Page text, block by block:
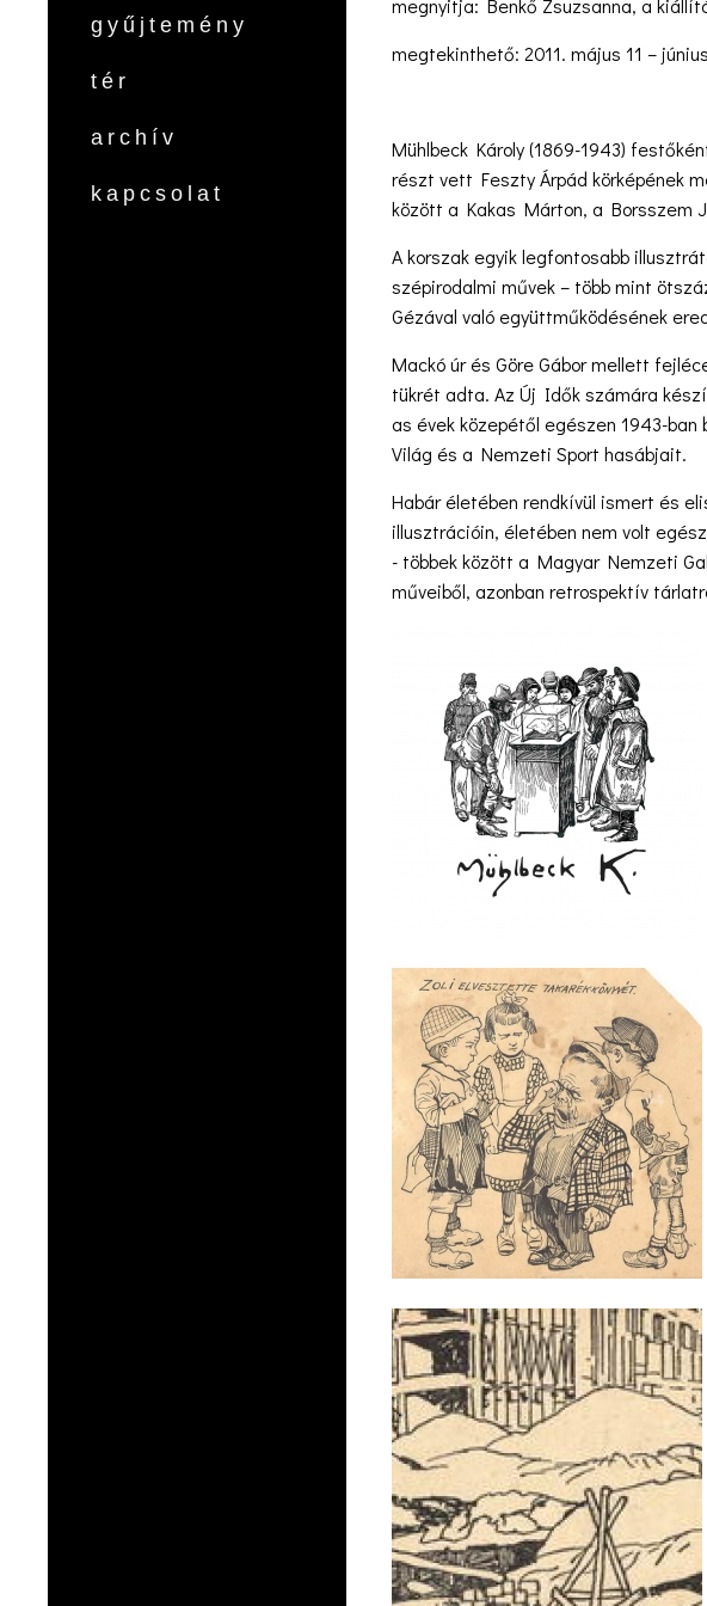
gyűjtemény
tér
archív
kapcsolat
megtekinthető: 2011. május 11 –
Mühlbeck Károly (1869-1943)
részt vett Feszty Árpád körképének
között a Kakas Márton, a Borsszem
A korszak egyik legfontosabb
szépirodalmi művek – több mint
Gézával való együttműködésének
Mackó úr és Göre Gábor mellett
tükrét adta. Az Új Idők számára
as évek közepétől egészen 1943-
Világ és a Nemzeti Sport hasábjait.
Habár életében rendkívül ismert és
illusztrációin, életében nem volt
- többek között a Magyar Nemzeti
műveiből, azonban retrospektív